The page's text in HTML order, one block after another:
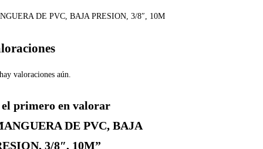
DE PVC, BAJA PRESION, 3/8″, 10M
valoraciones aún.
el primero en valorar
DE PVC, BAJA
3/8″, 10M”